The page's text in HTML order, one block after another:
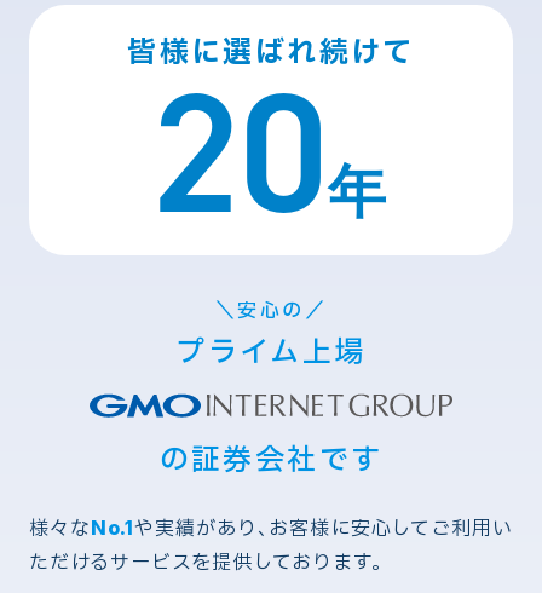
皆様に選ばれ続けて
20年
＼安心の／
プライム上場
の証券会社です
様々なNo.1や実績があり、お客様に安心してご利用い
ただけるサービスを提供しております。